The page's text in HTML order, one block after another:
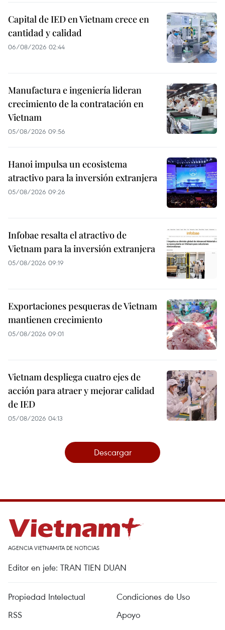
Capital de IED en Vietnam crece en
cantidad y calidad
06/08/2026 02:44
Manufactura e ingeniería lideran
crecimiento de la contratación en
Vietnam
05/08/2026 09:56
Hanoi impulsa un ecosistema
atractivo para la inversión extranjera
05/08/2026 09:26
Infobae resalta el atractivo de
Vietnam para la inversión extranjera
05/08/2026 09:19
Exportaciones pesqueras de Vietnam
mantienen crecimiento
05/08/2026 09:01
Vietnam despliega cuatro ejes de
acción para atraer y mejorar calidad
de IED
05/08/2026 04:13
Descargar
AGENCIA VIETNAMITA DE NOTICIAS
Editor en jefe: TRAN TIEN DUAN
Propiedad Intelectual
Condiciones de Uso
RSS
Apoyo